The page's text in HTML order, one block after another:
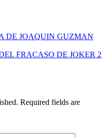
DE JOAQUIN GUZMAN
FRACASO DE JOKER 2
Required fields are